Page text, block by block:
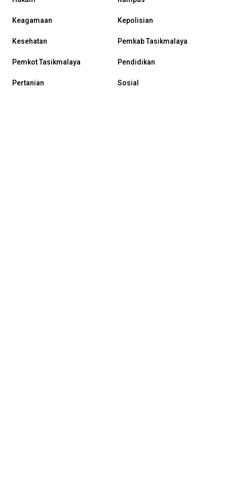
Keagamaan Kepolisian
Kesehatan Pemkab Tasikmalaya
Pemkot Tasikmalaya Pendidikan
Pertanian Sosial